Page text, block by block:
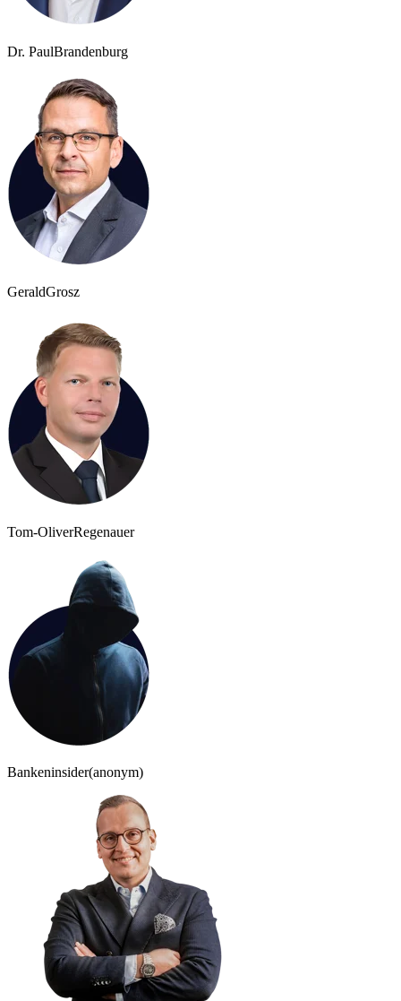
Dr. PaulBrandenburg
GeraldGrosz
Tom-OliverRegenauer
Bankeninsider(anonym)